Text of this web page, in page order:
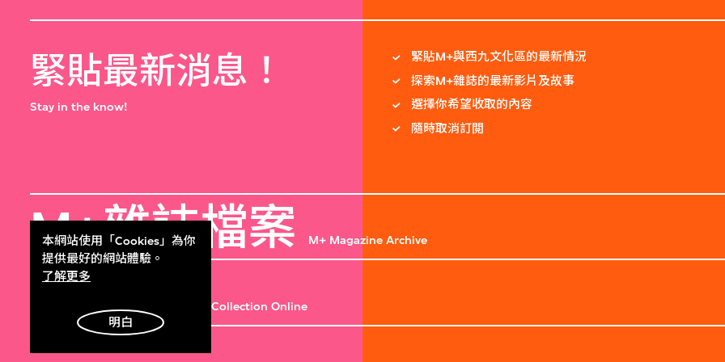
本網站使用「Cookies」為你
提供最好的網站體驗。
了解更多
明白
緊貼最新消息！
Stay in the know!
緊貼M+與西九文化區的最新情況
探索M+雜誌的最新影片及故事
選擇你希望收取的內容
隨時取消訂閲
M+雜誌檔案 M+ Magazine Archive
M+藏品 Collection Online